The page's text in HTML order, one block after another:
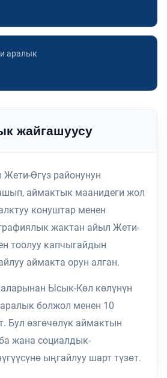
аралык
жайгашуусу
Өгүз районунун
аймактык маанидеги жол
конуштар менен
жактан айыл Жети-
тоолуу капчыгайдын
аймакта орун алган.
Ысык-Көл көлүнүн
болжол менен 10
Бул өзгөчөлүк аймактын
жана социалдык-
ыңгайлуу шарт түзөт.